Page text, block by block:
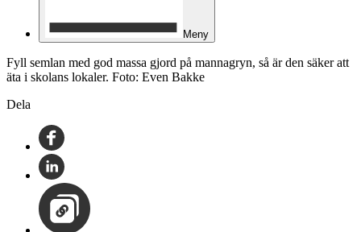
Meny
Fyll semlan med god massa gjord på mannagryn, så är den säker att
äta i skolans lokaler. Foto: Even Bakke
Dela